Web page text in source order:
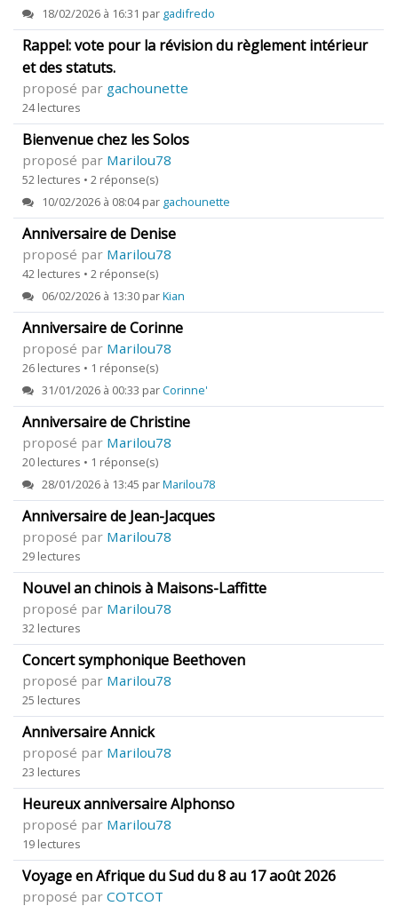
18/02/2026 à 16:31 par gadifredo
Rappel: vote pour la révision du règlement intérieur
et des statuts.
proposé par gachounette
24 lectures
Bienvenue chez les Solos
proposé par Marilou78
52 lectures • 2 réponse(s)
10/02/2026 à 08:04 par gachounette
Anniversaire de Denise
proposé par Marilou78
42 lectures • 2 réponse(s)
06/02/2026 à 13:30 parKian
Anniversaire de Corinne
proposé par Marilou78
26 lectures • 1 réponse(s)
31/01/2026 à 00:33 parCorinne'
Anniversaire de Christine
proposé par Marilou78
20 lectures • 1 réponse(s)
28/01/2026 à 13:45 parMarilou78
Anniversaire de Jean-Jacques
proposé par Marilou78
29 lectures
Nouvel an chinois à Maisons-Laffitte
proposé par Marilou78
32 lectures
Concert symphonique Beethoven
proposé par Marilou78
25 lectures
Anniversaire Annick
proposé par Marilou78
23 lectures
Heureux anniversaire Alphonso
proposé par Marilou78
19 lectures
Voyage en Afrique du Sud du 8 au 17 août 2026
proposé par COTCOT